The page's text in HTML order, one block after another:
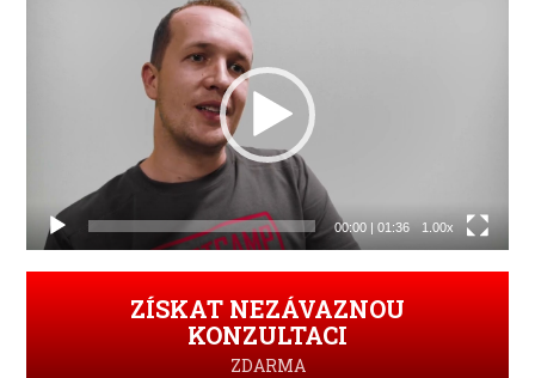
00:00| 01:36 1.00x
ZÍSKAT NEZÁVAZNOU
KONZULTACI
ZDARMA